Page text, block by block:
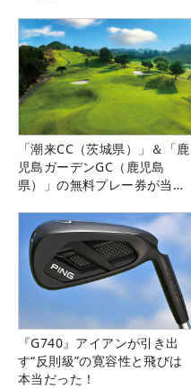
「潮来CC（茨城県）」＆「鹿
児島ガーデンGC（鹿児島
県）」の無料プレー券が当た
『G740』アイアンが引き出
す“反則級”の寛容性と飛びは
本当だった！